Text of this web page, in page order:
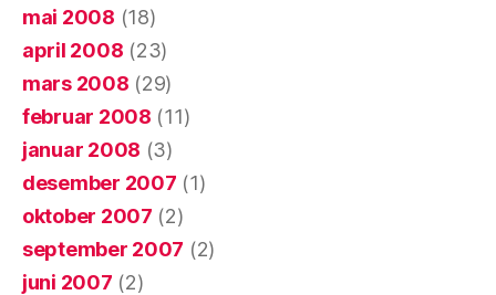
mai 2008 (18)
april 2008 (23)
mars 2008 (29)
februar 2008 (11)
januar 2008 (3)
desember 2007 (1)
oktober 2007 (2)
september 2007 (2)
juni 2007 (2)